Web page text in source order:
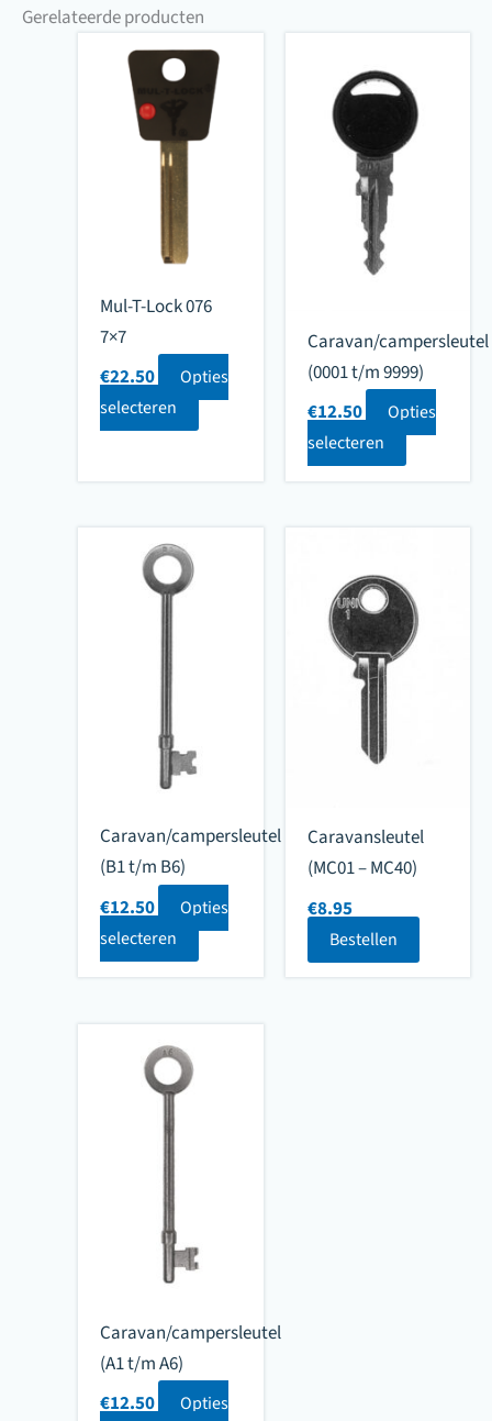
Gerelateerde producten
Mul-T-Lock 076
7×7
€22.50
Opties
selecteren
Caravan/campersleutel
(0001 t/m 9999)
€12.50
Opties
selecteren
Caravan/campersleutel
(B1 t/m B6)
€12.50
Opties
selecteren
Caravansleutel
(MC01 – MC40)
€8.95
Bestellen
Caravan/campersleutel
(A1 t/m A6)
€12.50
Opties